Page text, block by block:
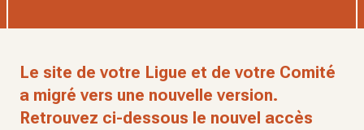
Le site de votre Ligue et de votre Comité
a migré vers une nouvelle version.
Retrouvez ci-dessous le nouvel accès